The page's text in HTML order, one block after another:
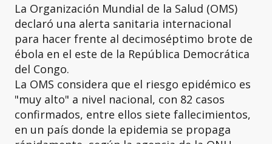
La Organización Mundial de la Salud (OMS)
declaró una alerta sanitaria internacional
para hacer frente al decimoséptimo brote de
ébola en el este de la República Democrática
del Congo.
La OMS considera que el riesgo epidémico es
"muy alto" a nivel nacional, con 82 casos
confirmados, entre ellos siete fallecimientos,
en un país donde la epidemia se propaga